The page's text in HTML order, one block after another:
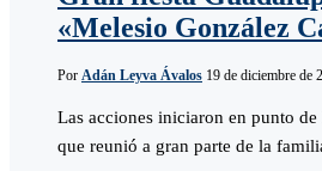
«Melesio González
Por Adán Leyva Ávalos 19 de diciembre de
Las acciones iniciaron en punto
que reunió a gran parte de la